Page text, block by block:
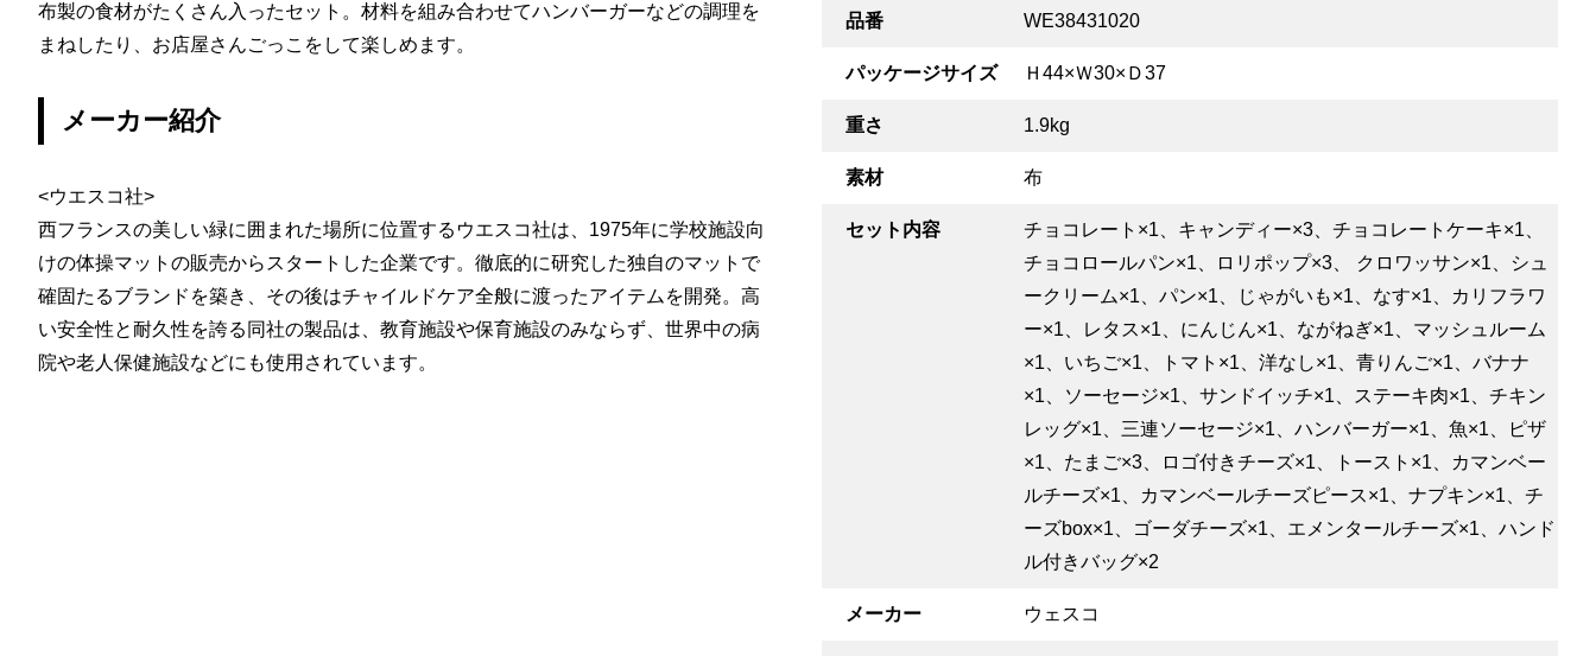
布製の食材がたくさん入ったセット。材料を組み合わせてハンバーガーなどの調理を
まねしたり、お店屋さんごっこをして楽しめます。
メーカー紹介
<ウエスコ社>
西フランスの美しい緑に囲まれた場所に位置するウエスコ社は、1975年に学校施設向
けの体操マットの販売からスタートした企業です。徹底的に研究した独自のマットで
確固たるブランドを築き、その後はチャイルドケア全般に渡ったアイテムを開発。高
い安全性と耐久性を誇る同社の製品は、教育施設や保育施設のみならず、世界中の病
院や老人保健施設などにも使用されています。
品番 WE38431020
パッケージサイズ Ｈ44×Ｗ30×Ｄ37
重さ 1.9kg
素材 布
セット内容
チョコレート×1、キャンディー×3、チョコレートケーキ×1、
チョコロールパン×1、ロリポップ×3、 クロワッサン×1、シュ
ークリーム×1、パン×1、じゃがいも×1、なす×1、カリフラワ
ー×1、レタス×1、にんじん×1、ながねぎ×1、マッシュルーム
×1、いちご×1、トマト×1、洋なし×1、青りんご×1、バナナ
×1、ソーセージ×1、サンドイッチ×1、ステーキ肉×1、チキン
レッグ×1、三連ソーセージ×1、ハンバーガー×1、魚×1、ピザ
×1、たまご×3、ロゴ付きチーズ×1、トースト×1、カマンベー
ルチーズ×1、カマンベールチーズピース×1、ナプキン×1、チ
ーズbox×1、ゴーダチーズ×1、エメンタールチーズ×1、ハンド
ル付きバッグ×2
メーカー ウェスコ